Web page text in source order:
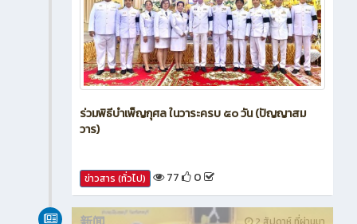
ร่วมพิธีบำเพ็ญกุศล ในวาระครบ ๕๐ วัน (ปัญญาสม
ข่าวสาร (ทั่วไป) 77 0